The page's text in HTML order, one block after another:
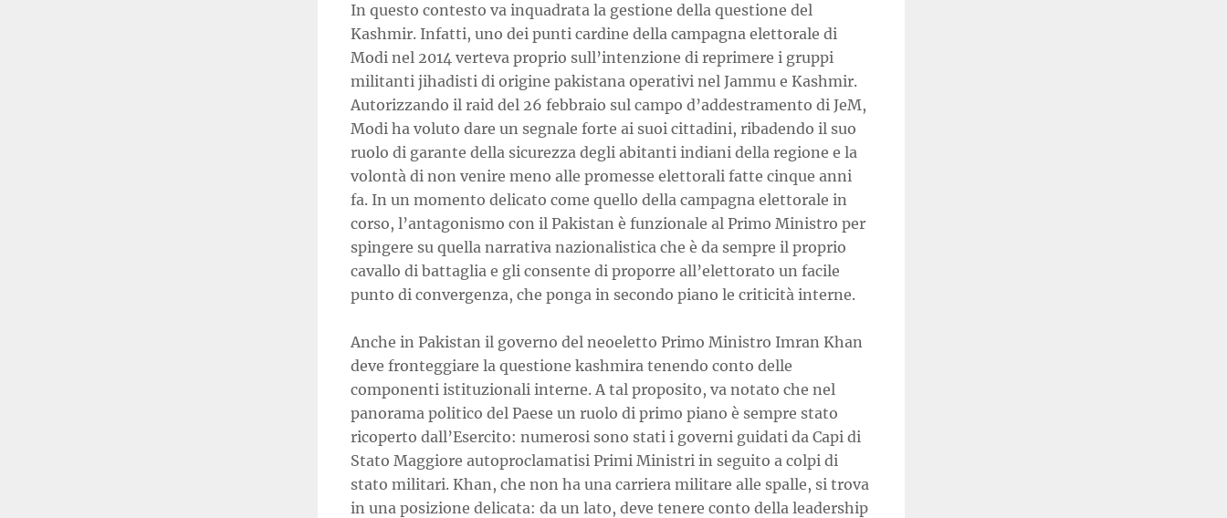
In questo contesto va inquadrata la gestione della questione del
Kashmir. Infatti, uno dei punti cardine della campagna elettorale di
Modi nel 2014 verteva proprio sull’intenzione di reprimere i gruppi
militanti jihadisti di origine pakistana operativi nel Jammu e Kashmir.
Autorizzando il raid del 26 febbraio sul campo d’addestramento di JeM,
Modi ha voluto dare un segnale forte ai suoi cittadini, ribadendo il suo
ruolo di garante della sicurezza degli abitanti indiani della regione e la
volontà di non venire meno alle promesse elettorali fatte cinque anni
fa. In un momento delicato come quello della campagna elettorale in
corso, l’antagonismo con il Pakistan è funzionale al Primo Ministro per
spingere su quella narrativa nazionalistica che è da sempre il proprio
cavallo di battaglia e gli consente di proporre all’elettorato un facile
punto di convergenza, che ponga in secondo piano le criticità interne.
Anche in Pakistan il governo del neoeletto Primo Ministro Imran Khan
deve fronteggiare la questione kashmira tenendo conto delle
componenti istituzionali interne. A tal proposito, va notato che nel
panorama politico del Paese un ruolo di primo piano è sempre stato
ricoperto dall’Esercito: numerosi sono stati i governi guidati da Capi di
Stato Maggiore autoproclamatisi Primi Ministri in seguito a colpi di
stato militari. Khan, che non ha una carriera militare alle spalle, si trova
in una posizione delicata: da un lato, deve tenere conto della leadership